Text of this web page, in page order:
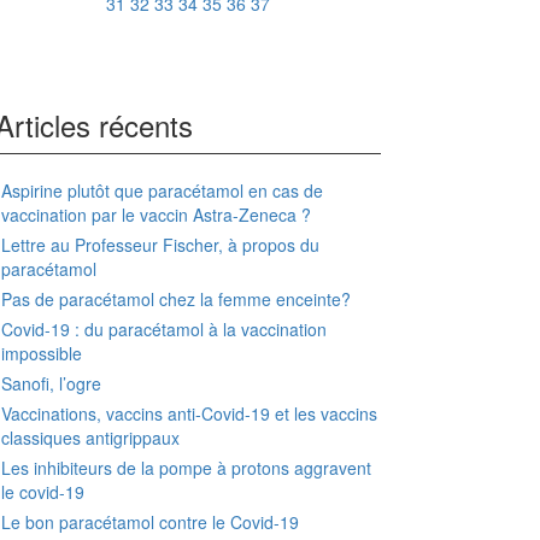
récents
Aspirine plutôt que paracétamol en cas de
vaccination par le vaccin Astra-Zeneca ?
Lettre au Professeur Fischer, à propos du
paracétamol
Pas de paracétamol chez la femme enceinte?
Covid-19 : du paracétamol à la vaccination
impossible
Sanofi, l’ogre
Vaccinations, vaccins anti-Covid-19 et les vaccins
classiques antigrippaux
Les inhibiteurs de la pompe à protons aggravent
le covid-19
Le bon paracétamol contre le Covid-19